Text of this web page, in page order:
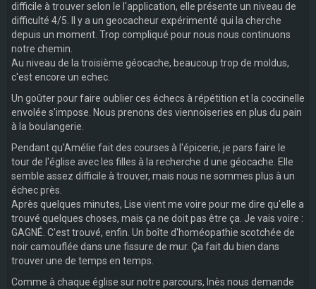
difficile à trouver selon le l'application, elle présente un niveau de
difficulté 4/5. Il y a un geocacheur expérimenté qui la cherche
depuis un moment. Trop compliqué pour nous nous continuons
notre chemin.
Au niveau de la troisième géocache, beaucoup trop de moldus,
c'est encore un echec.
Un goûter pour faire oublier ces échecs à répétition et la coccinelle
envolée s'impose. Nous prenons des viennoiseries en plus du pain
à la boulangerie.
Pendant qu'Amélie fait des courses à l'épicerie, je pars faire le
tour de l'église avec les filles à la recherche d une géocache. Elle
semble assez difficile à trouver, mais nous ne sommes plus à un
échec près.
Après quelques minutes, Lise vient me voire pour me dire qu'elle a
trouvé quelques choses, mais ça ne doit pas être ça. Je vais voire :
GAGNÉ. C'est trouvé, enfin. Un boîte d'homéopathie scotchée de
noir camouflée dans une fissure de mur. Ça fait du bien dans
trouver une de temps en temps.
Comme à chaque église sur notre parcours, Inès nous demande